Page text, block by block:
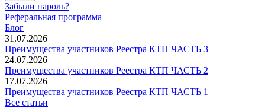
Забыли пароль?
Реферальная программа
Блог
31.07.2026
Преимущества участников Реестра КТП ЧАСТЬ 3
24.07.2026
Преимущества участников Реестра КТП ЧАСТЬ 2
17.07.2026
Преимущества участников Реестра КТП ЧАСТЬ 1
Все статьи